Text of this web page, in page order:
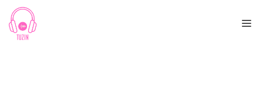
Skip
content